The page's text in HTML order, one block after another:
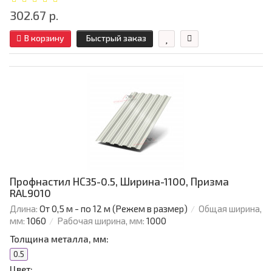
302.67 р.
В корзину Быстрый заказ
Профнастил НС35-0.5, Ширина-1100, Призма
RAL9010
Длина: От 0,5 м - по 12 м (Режем в размер)
Общая ширина,
мм: 1060 Рабочая ширина, мм: 1000
Толщина металла, мм:
0.5